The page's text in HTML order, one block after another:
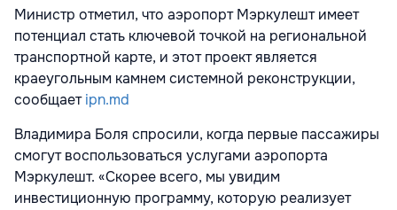
Министр отметил, что аэропорт Мэркулешт имеет
потенциал стать ключевой точкой на региональной
транспортной карте, и этот проект является
краеугольным камнем системной реконструкции,
сообщаетipn.md
Владимира Боля спросили, когда первые пассажиры
смогут воспользоваться услугами аэропорта
Мэркулешт. «Скорее всего, мы увидим
инвестиционную программу, которую реализует